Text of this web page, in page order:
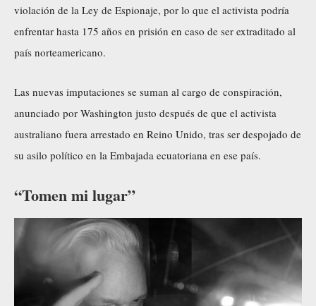
violación de la Ley de Espionaje, por lo que el activista podría
enfrentar hasta 175 años en prisión en caso de ser extraditado al
país norteamericano.
Las nuevas imputaciones se suman al cargo de conspiración,
anunciado por Washington justo después de que el activista
australiano fuera arrestado en Reino Unido, tras ser despojado de
su asilo político en la Embajada ecuatoriana en ese país.
“Tomen mi lugar”